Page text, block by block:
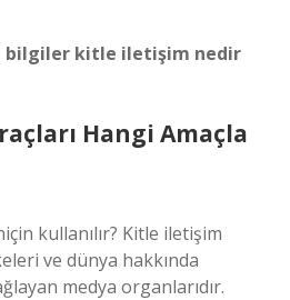
bilgiler kitle iletişim nedir
Hangi Amaçla
kullanılır? Kitle iletişim
ve dünya hakkında
medya organlarıdır.